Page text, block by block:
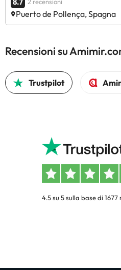
Puerto de Pollença, Spagna
Recensioni su
Trustpilot
4.5 su 5 sulla base di 1677